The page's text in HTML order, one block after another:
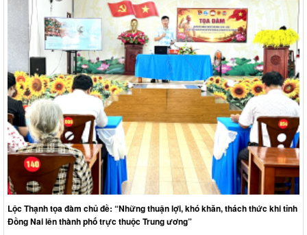
Lộc Thạnh tọa đàm chủ đề: “Những thuận lợi, khó khăn, thách thức khi tỉnh
Đồng Nai lên thành phố trực thuộc Trung ương”